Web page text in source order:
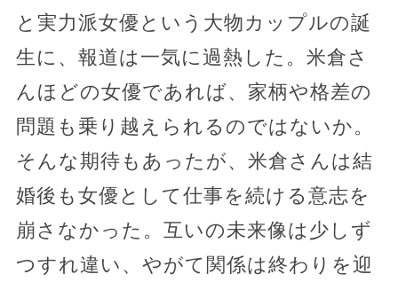
と実力派女優という大物カップルの誕
生に、報道は一気に過熱した。米倉さ
んほどの女優であれば、家柄や格差の
問題も乗り越えられるのではないか。
そんな期待もあったが、米倉さんは結
婚後も女優として仕事を続ける意志を
崩さなかった。互いの未来像は少しず
つすれ違い、やがて関係は終わりを迎